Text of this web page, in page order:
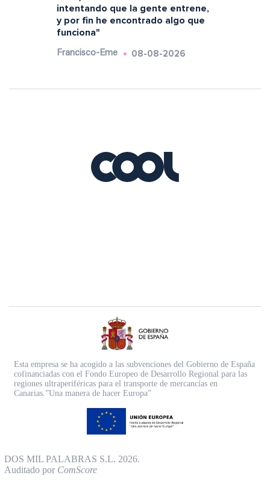
intentando que la gente entrene,
y por fin he encontrado algo que
funciona"
Francisco-Eme 08-08-2026
Esta empresa se ha acogido a las subvenciones del Gobierno de España
cofinanciadas con el Fondo Europeo de Desarrollo Regional para las
regiones ultraperiféricas para el transporte de mercancías en
Canarias.”Una manera de hacer Europa”
DOS MIL PALABRAS S.L. 2026.
Auditado por ComScore